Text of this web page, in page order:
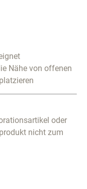
Nähe von offenen
oder
nicht zum